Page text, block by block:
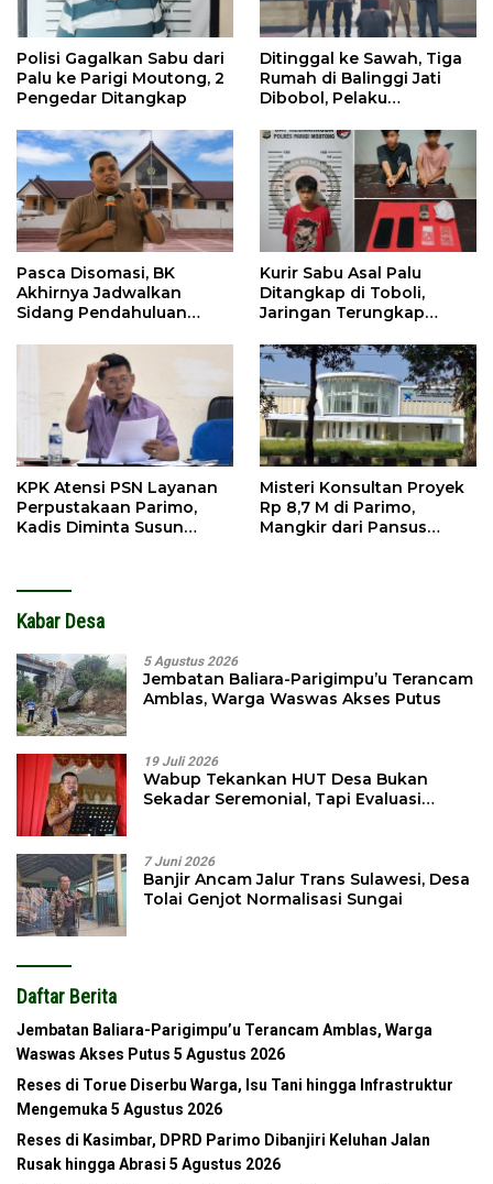
Polisi Gagalkan Sabu dari
Palu ke Parigi Moutong, 2
Pengedar Ditangkap
Ditinggal ke Sawah, Tiga
Rumah di Balinggi Jati
Dibobol, Pelaku
Pasca Disomasi, BK
Akhirnya Jadwalkan
Sidang Pendahuluan
Kurir Sabu Asal Palu
Ditangkap di Toboli,
Jaringan Terungkap
KPK Atensi PSN Layanan
Perpustakaan Parimo,
Kadis Diminta Susun
Misteri Konsultan Proyek
Rp 8,7 M di Parimo,
Mangkir dari Pansus
Kabar Desa
5 Agustus 2026
Jembatan Baliara-Parigimpu’u Terancam
Amblas, Warga Waswas Akses Putus
19 Juli 2026
Wabup Tekankan HUT Desa Bukan
Sekadar Seremonial, Tapi Evaluasi
7 Juni 2026
Banjir Ancam Jalur Trans Sulawesi, Desa
Tolai Genjot Normalisasi Sungai
Daftar Berita
Jembatan Baliara-Parigimpu’u Terancam Amblas, Warga
Waswas Akses Putus 5 Agustus 2026
Reses di Torue Diserbu Warga, Isu Tani hingga Infrastruktur
Mengemuka 5 Agustus 2026
Reses di Kasimbar, DPRD Parimo Dibanjiri Keluhan Jalan
Rusak hingga Abrasi 5 Agustus 2026